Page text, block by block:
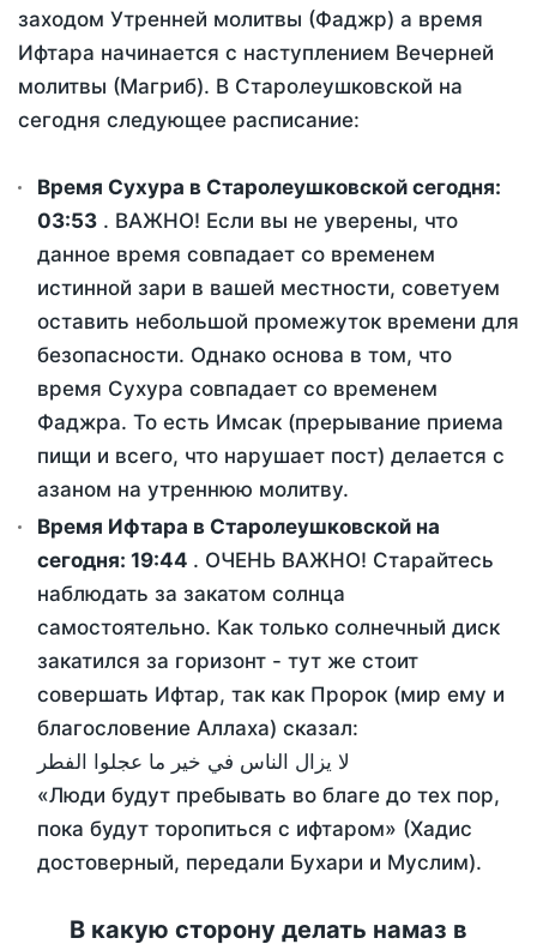
заходом Утренней молитвы (Фаджр) а время
Ифтара начинается с наступлением Вечерней
молитвы (Магриб). В Старолеушковской на
сегодня следующее расписание:
Время Сухура в Старолеушковской сегодня:
03:53 . ВАЖНО! Если вы не уверены, что
данное время совпадает со временем
истинной зари в вашей местности, советуем
оставить небольшой промежуток времени для
безопасности. Однако основа в том, что
время Сухура совпадает со временем
Фаджра. То есть Имсак (прерывание приема
пищи и всего, что нарушает пост) делается с
азаном на утреннюю молитву.
Время Ифтара в Старолеушковской на
сегодня: 19:44 . ОЧЕНЬ ВАЖНО! Старайтесь
наблюдать за закатом солнца
самостоятельно. Как только солнечный диск
закатился за горизонт - тут же стоит
совершать Ифтар, так как Пророк (мир ему и
благословение Аллаха) сказал:
لا يزال الناس في خير ما عجلوا الفطر
«Люди будут пребывать во благе до тех пор,
пока будут торопиться с ифтаром» (Хадис
достоверный, передали Бухари и Муслим).
В какую сторону делать намаз в